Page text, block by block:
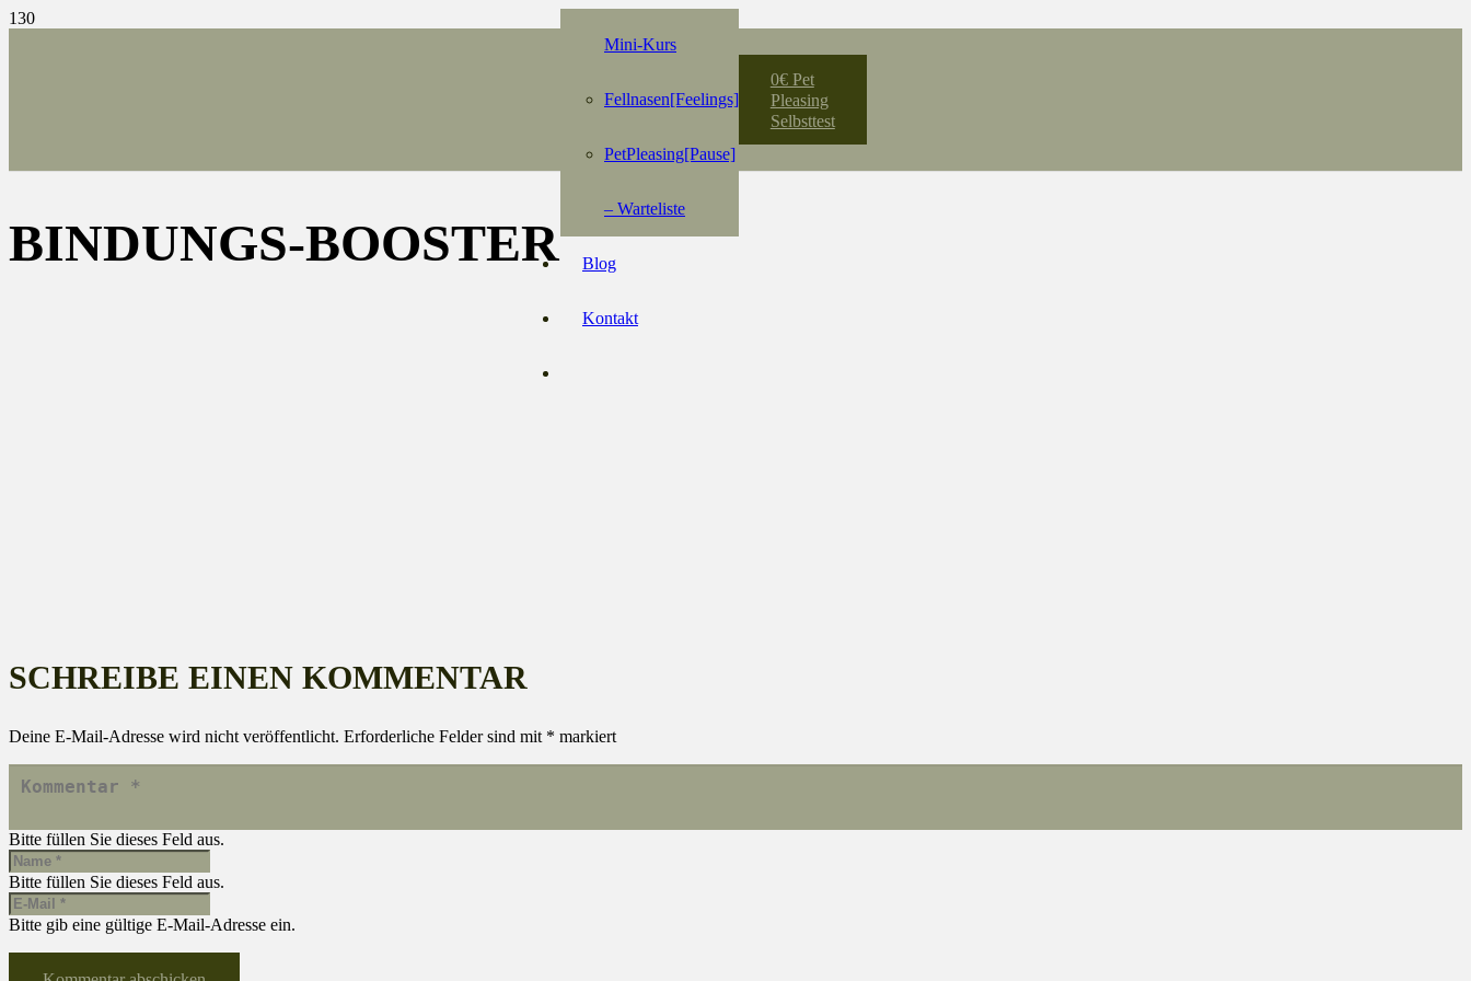
Mini-Kurs
Fellnasen[Feelings]
PetPleasing[Pause]
– Warteliste
Blog
Kontakt
0€ Pet
Pleasing
Selbsttest
BINDUNGS-BOOSTER
SCHREIBE EINEN KOMMENTAR
Deine E-Mail-Adresse wird nicht veröffentlicht. Erforderliche Felder sind mit * markiert
Bitte füllen Sie dieses Feld aus.
Bitte füllen Sie dieses Feld aus.
Bitte gib eine gültige E-Mail-Adresse ein.